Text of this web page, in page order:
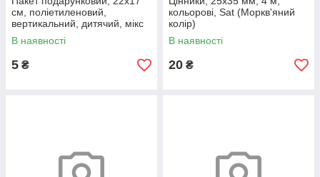
см, поліетиленовий,
вертикальний, дитячий, мікс
1 шт"Disney" (06)
В наявності
5 ₴
кольорові, Sat (Моркв'яний
колір)
В наявності
20 ₴